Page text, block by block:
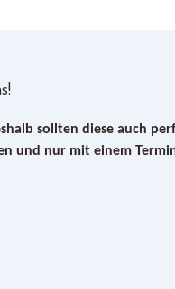
sollten diese auch
und nur mit einem